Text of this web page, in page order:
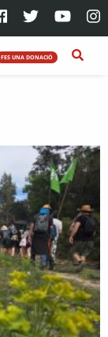
FES UNA DONACIÓ